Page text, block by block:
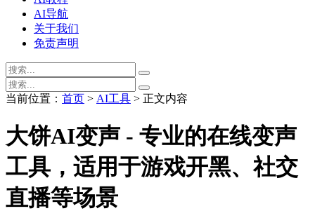
AI导航
关于我们
免责声明
当前位置： 首页 > AI工具 > 正文内容
大饼AI变声 - 专业的在线变声
工具，适用于游戏开黑、社交
直播等场景